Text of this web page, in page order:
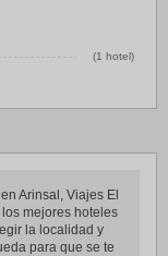
(1 hotel)
Arinsal, Viajes El
mejores hoteles
la localidad y
para que se te